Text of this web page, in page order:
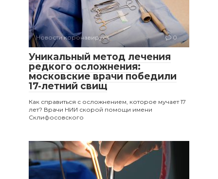
Новости коронавируса 0
Уникальный метод лечения
редкого осложнения:
московские врачи победили
17-летний свищ
Как справиться с осложнением, которое мучает 17
лет? Врачи НИИ скорой помощи имени
Склифосовского